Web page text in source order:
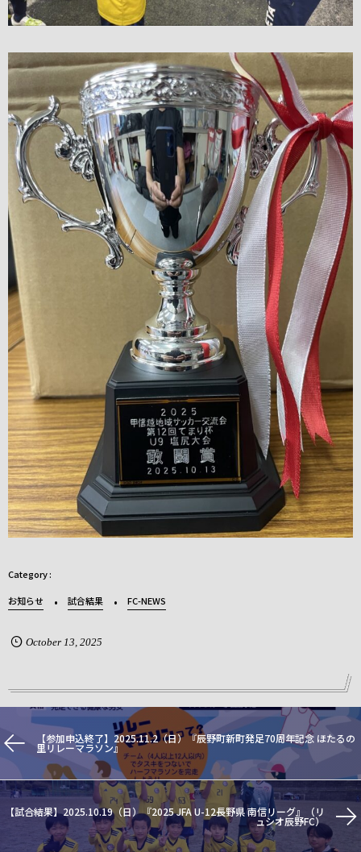
お知らせ 試合結果 FC-NEWS
October 13 2025
【参加申込終了】2025.11.2（日）『辰野町新町発足70周年記念 ほたるの
里リレーマラソン』
【試合結果】2025.10.19（日）『2025 JFA U-12長野県 南信リーグ』（リ
ュシオ辰野FC）